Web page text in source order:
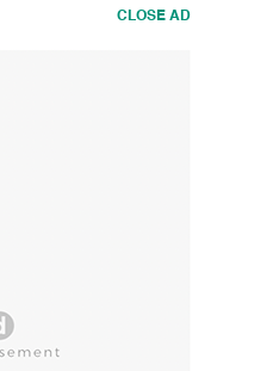
CLOSE AD